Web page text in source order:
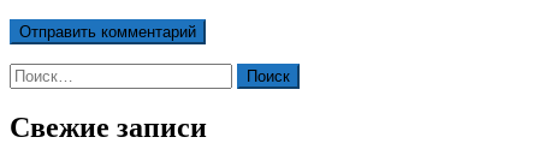
Найти:
Свежие записи